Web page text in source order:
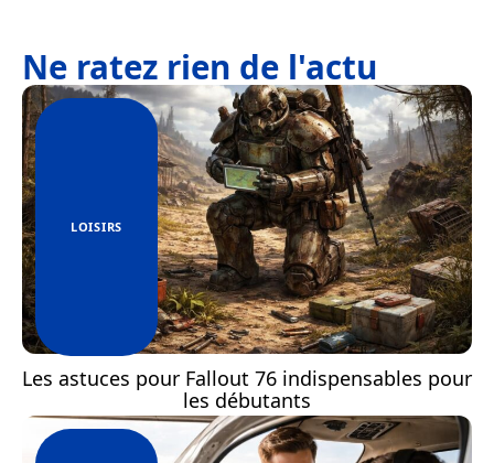
Ne ratez rien de l'actu
LOISIRS
Les astuces pour Fallout 76 indispensables pour
les débutants